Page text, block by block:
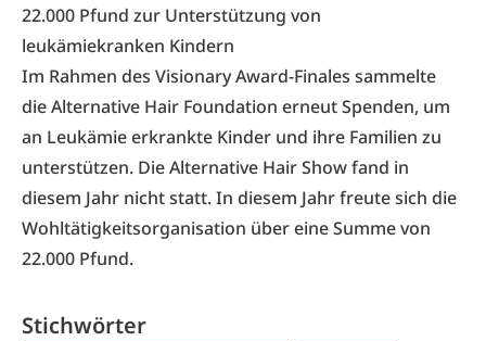
22.000 Pfund zur Unterstützung von
leukämiekranken Kindern
Im Rahmen des Visionary Award-Finales sammelte
die Alternative Hair Foundation erneut Spenden, um
an Leukämie erkrankte Kinder und ihre Familien zu
unterstützen. Die Alternative Hair Show fand in
diesem Jahr nicht statt. In diesem Jahr freute sich die
Wohltätigkeitsorganisation über eine Summe von
22.000 Pfund.
Stichwörter